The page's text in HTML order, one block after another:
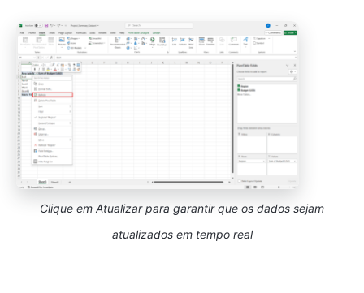
Clique em Atualizar para garantir que os dados sejam
atualizados em tempo real